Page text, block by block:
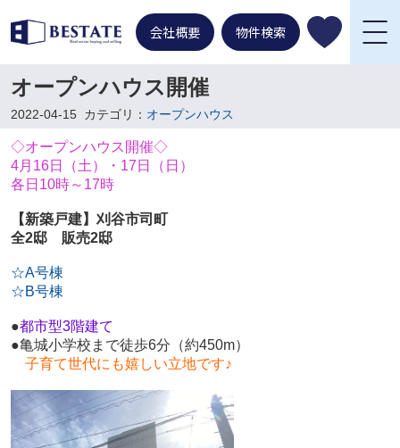
会社概要 物件検索
オープンハウス開催
2022-04-15 カテゴリ： オープンハウス
◇オープンハウス開催◇
4月16日（土）・17日（日）
各日10時～17時
【新築戸建】刈谷市司町
全2邸 販売2邸
☆A号棟
☆B号棟
●都市型3階建て
●亀城小学校まで徒歩6分（約450m）
子育て世代にも嬉しい立地です♪